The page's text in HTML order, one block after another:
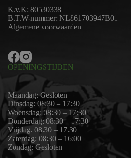
K.v.K: 80530338
B.T.W-nummer: NL861703947B01
Algemene voorwaarden
OPENINGSTIJDEN
Maandag: Gesloten
Dinsdag: 08:30 – 17:30
Woensdag: 08:30 – 17:30
Donderdag: 08:30 – 17:30
Vrijdag: 08:30 – 17:30
Zaterdag: 08:30 – 16:00
Zondag: Gesloten